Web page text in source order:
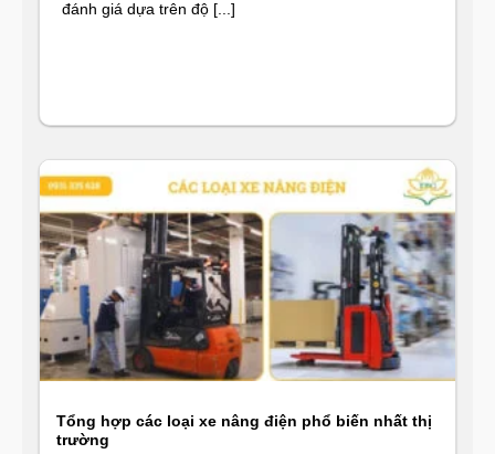
đánh giá dựa trên độ [...]
Tổng hợp các loại xe nâng điện phổ biến nhất thị
trường